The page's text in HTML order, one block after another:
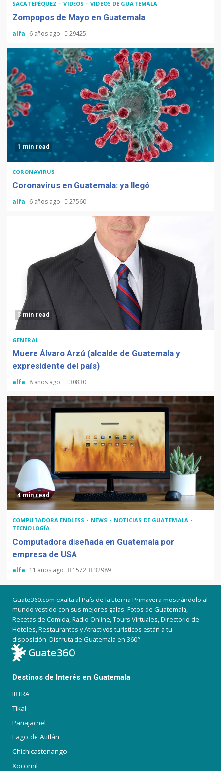
SACATEPÉQUEZ VIDEOS VIDEOS DE GUATEMALA
Zompopos de Mayo en Guatemala
alfa 6 años ago 29425
1 min read
CORONAVIRUS
Coronavirus en Guatemala: ya llegó
alfa 6 años ago 27560
3 min read
GENERAL
Muere Álvaro Arzú (alcalde de Guatemala y
expresidente del país)
alfa 8 años ago 30830
4 min read
COMPUTADORA ENDLESS NEWS
NOTICIAS DE GUATEMALA
TECNOLOGÍA
Computadora diseñada en Guatemala por
empresa de USA
alfa 11 años ago 1572 32989
Guate360.com exalta al País de la Eterna Primavera mostrándolo al
mundo vestido con sus mejores galas. Fotos de Guatemala,
Recetas de Comida, Radio Online, Tours Virtuales, Directorio de
Hoteles, Restaurantes y Atractivos turísticos están a tu
disposición. Disfruta de Guatemala en 360°.
Destinos de Interés en Guatemala
IRTRA
Tikal
Panajachel
Lago de Atitlán
Chichicastenango
Xocomil